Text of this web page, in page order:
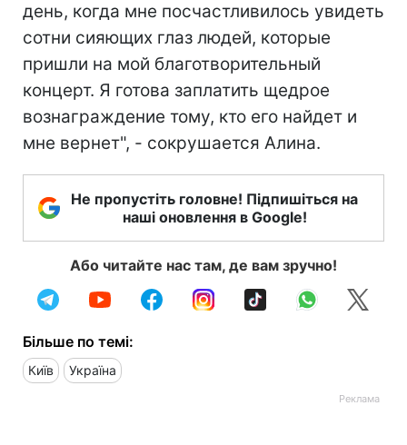
день, когда мне посчастливилось увидеть
сотни сияющих глаз людей, которые
пришли на мой благотворительный
концерт. Я готова заплатить щедрое
вознаграждение тому, кто его найдет и
мне вернет", - сокрушается Алина.
Не пропустіть головне! Підпишіться на
наші оновлення в Google!
Або читайте нас там, де вам зручно!
Більше по темі:
Київ Україна